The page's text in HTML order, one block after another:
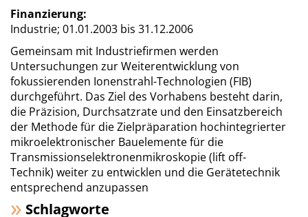
Finanzierung:
Industrie; 01.01.2003 bis 31.12.2006
Gemeinsam mit Industriefirmen werden
Untersuchungen zur Weiterentwicklung von
fokussierenden Ionenstrahl-Technologien (FIB)
durchgeführt. Das Ziel des Vorhabens besteht darin,
die Präzision, Durchsatzrate und den Einsatzbereich
der Methode für die Zielpräparation hochintegrierter
mikroelektronischer Bauelemente für die
Transmissionselektronenmikroskopie (lift off-
Technik) weiter zu entwicklen und die Gerätetechnik
entsprechend anzupassen
Schlagworte